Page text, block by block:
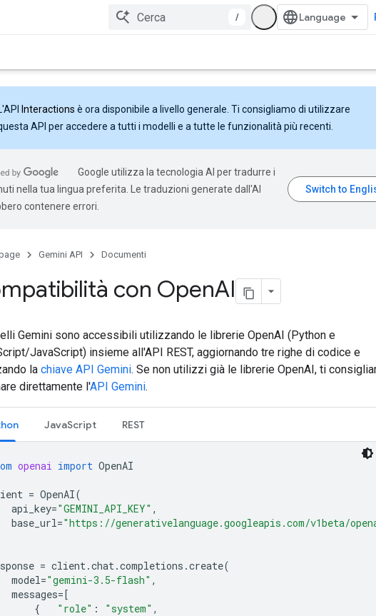
/
L'API Interactions è ora disponibile a livello generale. Ti consigliamo di utilizzare
API per accedere a tutti i modelli e a tutte le funzionalità più recenti.
Google utilizza la tecnologia AI per tradurre i
nella tua lingua preferita. Le traduzioni generate dall'AI
contenere errori.
Gemini API Documenti
con OpenAI
Gemini sono accessibili utilizzando le librerie OpenAI (Python e
JavaScript) insieme all'API REST, aggiornando tre righe di codice e
la chiave API Gemini. Se non utilizzi già le librerie OpenAI, ti
direttamente l'API Gemini.
JavaScript REST
openai import OpenAI
= OpenAI(
api_key="GEMINI_API_KEY" ,
base_url="https://generativelanguage.googleapis.com/v1beta/
= client.chat.completions .create(
model="gemini-3.5-flash" ,
messages=[
{
"role" : "system" ,